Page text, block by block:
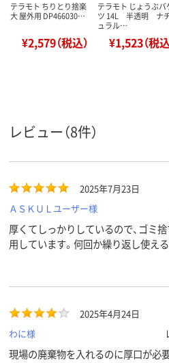
テラモト ちりとり捨楽
大 屋外用 DP466030…
¥2,579（税込）
テラモト じょうぶバ
ツ 14L 半透明 ナ
ュラル…
¥1,523（税込
レビュー（8件）
2025年7月23日
ＡＳＫＵＬユーザー様
厚くてしっかりしているので、ゴミ
用しています。何回か繰り返し使え
だ半透明と言ってもかなり白いの
2025年4月24日
わに様
現場の廃棄物を入れるのに厚口が必